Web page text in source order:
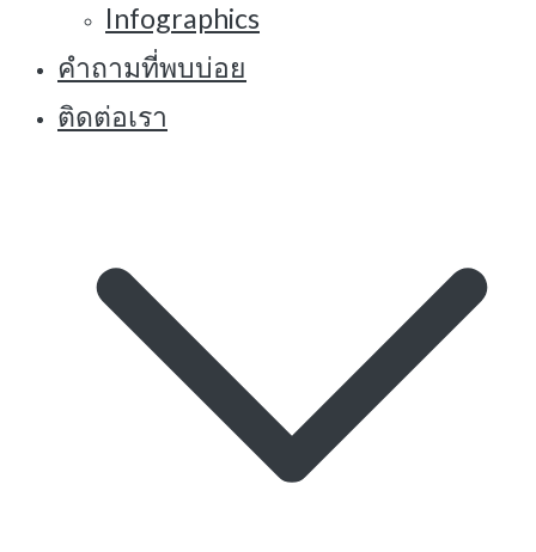
Infographics
คำถามที่พบบ่อย
ติดต่อเรา